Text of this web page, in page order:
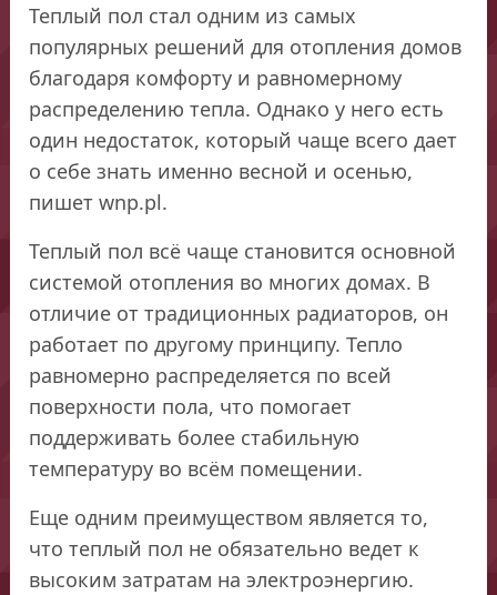
Теплый пол стал одним из самых
популярных решений для отопления домов
благодаря комфорту и равномерному
распределению тепла. Однако у него есть
один недостаток, который чаще всего дает
о себе знать именно весной и осенью,
пишет wnp.pl.
Теплый пол всё чаще становится основной
системой отопления во многих домах. В
отличие от традиционных радиаторов, он
работает по другому принципу. Тепло
равномерно распределяется по всей
поверхности пола, что помогает
поддерживать более стабильную
температуру во всём помещении.
Еще одним преимуществом является то,
что теплый пол не обязательно ведет к
высоким затратам на электроэнергию.